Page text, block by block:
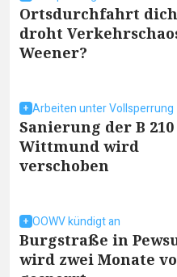
Ortsdurchfahrt
droht
Weener?
Arbeiten unter Vollsperrung
Sanierung der B
Wittmund wird
verschoben
OOWV kündigt an
Burgstraße in
wird zwei Monate